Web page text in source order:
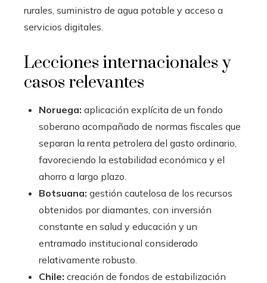
rurales, suministro de agua potable y acceso a
servicios digitales.
Lecciones internacionales y
casos relevantes
Noruega: aplicación explícita de un fondo
soberano acompañado de normas fiscales que
separan la renta petrolera del gasto ordinario,
favoreciendo la estabilidad económica y el
ahorro a largo plazo.
Botsuana: gestión cautelosa de los recursos
obtenidos por diamantes, con inversión
constante en salud y educación y un
entramado institucional considerado
relativamente robusto.
Chile: creación de fondos de estabilización